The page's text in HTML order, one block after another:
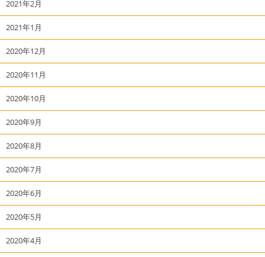
2021年2月
2021年1月
2020年12月
2020年11月
2020年10月
2020年9月
2020年8月
2020年7月
2020年6月
2020年5月
2020年4月